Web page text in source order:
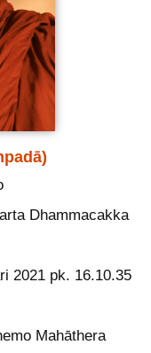
Dhammacakka
2021 pk. 16.10.35
Mahāthera